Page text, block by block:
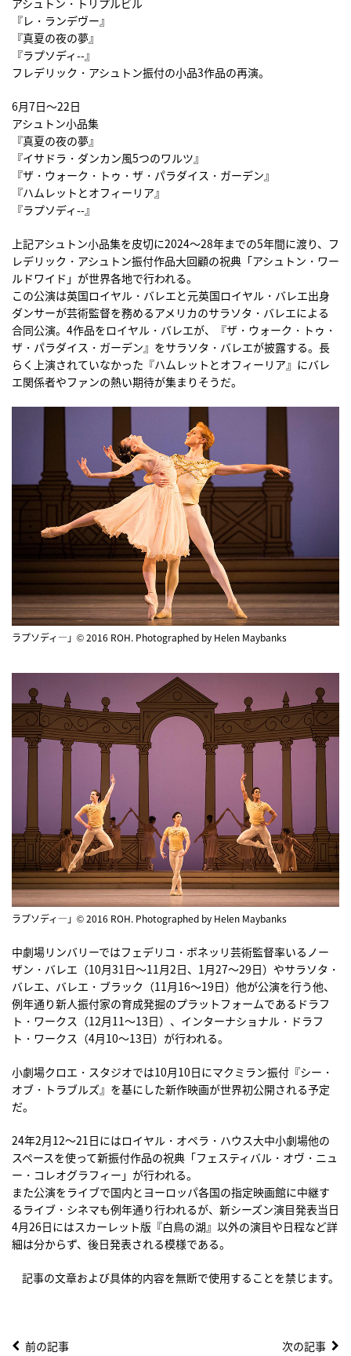
アシュトン・トリプルビル
『レ・ランデヴー』
『真夏の夜の夢』
『ラプソディ--』
フレデリック・アシュトン振付の小品3作品の再演。
6月7日〜22日
アシュトン小品集
『真夏の夜の夢』
『イサドラ・ダンカン風5つのワルツ』
『ザ・ウォーク・トゥ・ザ・パラダイス・ガーデン』
『ハムレットとオフィーリア』
『ラプソディ--』
上記アシュトン小品集を皮切に2024〜28年までの5年間に渡り、フ
レデリック・アシュトン振付作品大回顧の祝典「アシュトン・ワー
ルドワイド」が世界各地で行われる。
この公演は英国ロイヤル・バレエと元英国ロイヤル・バレエ出身
ダンサーが芸術監督を務めるアメリカのサラソタ・バレエによる
合同公演。4作品をロイヤル・バレエが、『ザ・ウォーク・トゥ・
ザ・パラダイス・ガーデン』をサラソタ・バレエが披露する。長
らく上演されていなかった『ハムレットとオフィーリア』にバレ
エ関係者やファンの熱い期待が集まりそうだ。
ラプソディ―」© 2016 ROH. Photographed by Helen Maybanks
ラプソディ―」© 2016 ROH. Photographed by Helen Maybanks
中劇場リンバリーではフェデリコ・ボネッリ芸術監督率いるノー
ザン・バレエ（10月31日〜11月2日、1月27〜29日）やサラソタ・
バレエ、バレエ・ブラック（11月16〜19日）他が公演を行う他、
例年通り新人振付家の育成発掘のプラットフォームであるドラフ
ト・ワークス（12月11〜13日）、インターナショナル・ドラフ
ト・ワークス（4月10〜13日）が行われる。
小劇場クロエ・スタジオでは10月10日にマクミラン振付『シー・
オブ・トラブルズ』を基にした新作映画が世界初公開される予定
だ。
24年2月12〜21日にはロイヤル・オペラ・ハウス大中小劇場他の
スペースを使って新振付作品の祝典「フェスティバル・オヴ・ニュ
ー・コレオグラフィー」が行われる。
また公演をライブで国内とヨーロッパ各国の指定映画館に中継す
るライブ・シネマも例年通り行われるが、新シーズン演目発表当日
4月26日にはスカーレット版『白鳥の湖』以外の演目や日程など詳
細は分からず、後日発表される模様である。
記事の文章および具体的内容を無断で使用することを禁じます。
前の記事 次の記事